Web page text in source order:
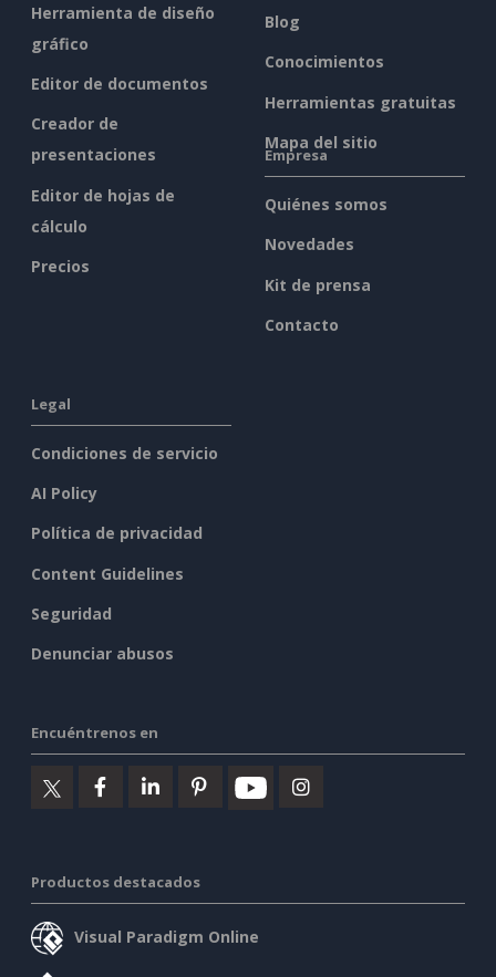
Herramienta de diseño
gráfico
Editor de documentos
Creador de
presentaciones
Editor de hojas de
cálculo
Precios
Blog
Conocimientos
Herramientas gratuitas
Mapa del sitio
Empresa
Quiénes somos
Novedades
Kit de prensa
Contacto
Legal
Condiciones de servicio
AI Policy
Política de privacidad
Content Guidelines
Seguridad
Denunciar abusos
Encuéntrenos en
Productos destacados
Visual Paradigm Online